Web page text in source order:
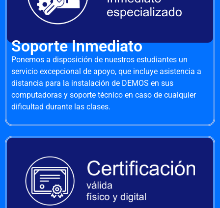
Soporte Inmediato
Ponemos a disposición de nuestros estudiantes un
servicio excepcional de apoyo, que incluye asistencia a
distancia para la instalación de DEMOS en sus
computadoras y soporte técnico en caso de cualquier
dificultad durante las clases.